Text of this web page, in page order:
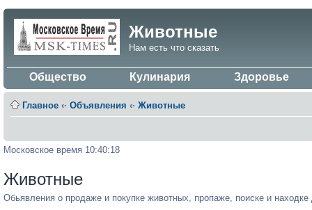
Животные
Нам есть что сказать
Общество Кулинария Здоровье
Главное ‹· Объявления ‹· Животные
Московское время 10:40:18
Животные
Обьявления о продаже и покупке животных, пропаже, поиске и